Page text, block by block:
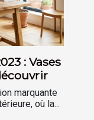
: Vases
marquante
où la...